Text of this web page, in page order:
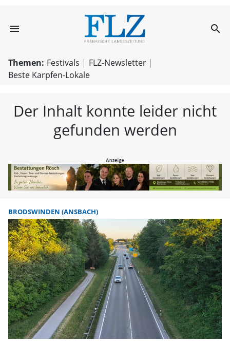
menu FLZ – search
Themen: Festivals
FLZ-Newsletter
Beste Karpfen-Lokale
Der Inhalt konnte leider nicht
gefunden werden
BRODSWINDEN (ANSBACH)